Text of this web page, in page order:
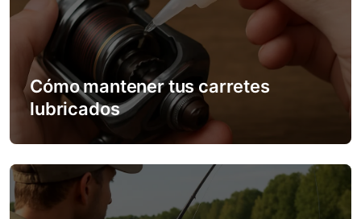
i
o
n
Cómo mantener tus carretes
lubricados